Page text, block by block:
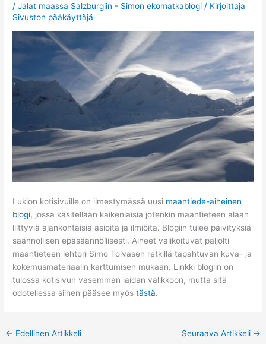
/Jalat maassa Salzburgiin - Simon ekomatkablogi / Kirjoittaja
Sivuston pääkäyttäjä
Lukion kotisivuille on ilmestymässä uusi maantiede-aiheinen
blogi, jossa käsitellään kaikenlaisia jotenkin maantieteen alaan
liittyviä ajankohtaisia asioita ja ilmiöitä. Blogiin tulee päivityksiä
säännöllisen epäsäännöllisesti. Aiheet valikoituvat paljolti
maantieteen lehtori Simo Tolvasen retkillä tapahtuvan kuva- ja
kokemusmateriaalin karttumisen mukaan. Linkki blogiin on
tulossa kotisivun vasemman laidan valikkoon, mutta sitä
odotellessa siihen pääsee myöstästä.
← Edellinen Artikkeli Seuraava Artikkeli →